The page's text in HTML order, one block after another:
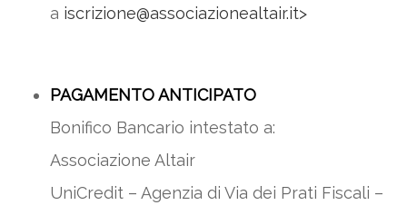
a iscrizione@associazionealtair.it>
PAGAMENTO ANTICIPATO
Bonifico Bancario intestato a:
Associazione Altair
UniCredit – Agenzia di Via dei Prati Fiscali –